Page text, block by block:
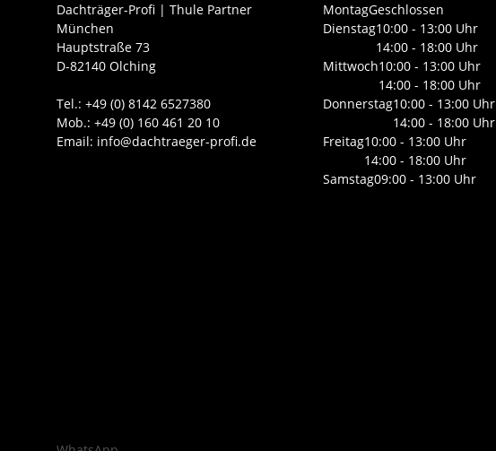
Dachträger-Profi | Thule Partner
München
Hauptstraße 73
D-82140 Olching
Tel.: +49 (0) 8142 6527380
Mob.: +49 (0) 160 461 20 10
Email: info@dachtraeger-profi.de
MontagGeschlossen
Dienstag10:00 - 13:00 Uhr
14:00 - 18:00 Uhr
Mittwoch10:00 - 13:00 Uhr
14:00 - 18:00 Uhr
Donnerstag10:00 - 13:00 Uhr
14:00 - 18:00 Uhr
Freitag10:00 - 13:00 Uhr
14:00 - 18:00 Uhr
Samstag09:00 - 13:00 Uhr